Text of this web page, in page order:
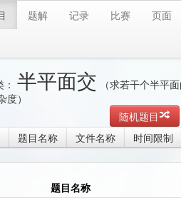
题解 记录 比赛 页面
半平面交 （求若干个半平
度）
随机题目
题目名称 文件名称 时间限制
题目名称